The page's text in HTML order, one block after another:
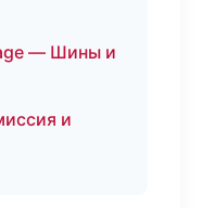
— Шины и
и